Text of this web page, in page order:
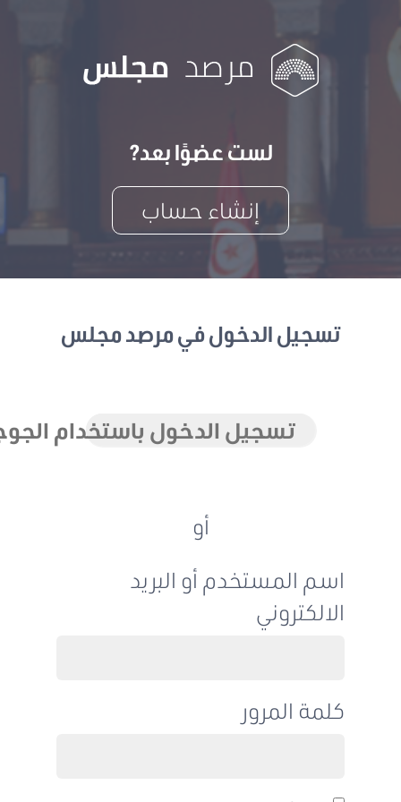
لست عضوًا بعد?
إنشاء حساب
تسجيل الدخول في مرصد مجلس
تسجيل الدخول باستخدام الجوجل
اسم المستخدم أو البريد
الالكتروني
كلمة المرور